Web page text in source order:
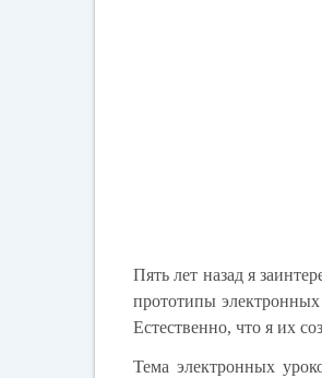
Пять лет назад я
прототипы
Естественно, что я их
Тема электронных